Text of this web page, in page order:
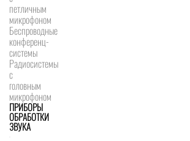
петличным
микрофоном
Беспроводные
конференц-
системы
Радиосистемы
с
головным
микрофоном
ПРИБОРЫ
ОБРАБОТКИ
ЗВУКА